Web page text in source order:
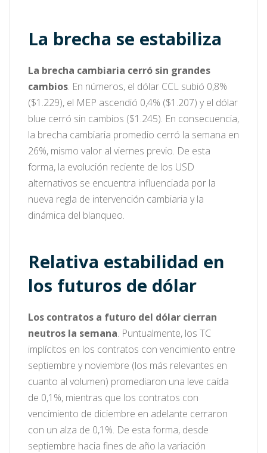
La brecha se estabiliza
La brecha cambiaria cerró sin grandes
cambios. En números, el dólar CCL subió 0,8%
($1.229), el MEP ascendió 0,4% ($1.207) y el dólar
blue cerró sin cambios ($1.245). En consecuencia,
la brecha cambiaria promedio cerró la semana en
26%, mismo valor al viernes previo. De esta
forma, la evolución reciente de los USD
alternativos se encuentra influenciada por la
nueva regla de intervención cambiaria y la
dinámica del blanqueo.
Relativa estabilidad en
los futuros de dólar
Los contratos a futuro del dólar cierran
neutros la semana. Puntualmente, los TC
implícitos en los contratos con vencimiento entre
septiembre y noviembre (los más relevantes en
cuanto al volumen) promediaron una leve caída
de 0,1%, mientras que los contratos con
vencimiento de diciembre en adelante cerraron
con un alza de 0,1%. De esta forma, desde
septiembre hacia fines de año la variación